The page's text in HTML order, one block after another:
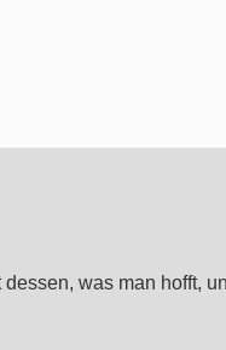
was man hofft,